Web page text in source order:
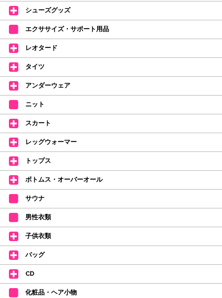
デラロミラノ2026コレクションの販売を開始しました☆
↑ご購入頂いたお客様に、デラロミラノのロゴ入りボールペンをプレゼント
中。
(お一人様1本限りになります)
価格改定のお知らせ
2026年4月1日よりシューズ全般、衣類など商品を値上げしました。
何卒ご理解いただけますようお願い申し上げます
【シューズのフィッティングについて】
全店、ご予約不要です(18:30まで)。タイツ・ソックス・トウパッドを
持参してください。
【ミルバ インスタグラム】←ここをクリック♪
皆さまのダンスライフをサポートできるようなさまざまな商品をご紹介して
おります。
【新商品はこちらから】 ←ここをクリック♪
シューズグッズ
エクササイズ・サポート用品
レオタード
タイツ
アンダーウェア
ニット
スカート
レッグウォーマー
トップス
ボトムス・オーバーオール
サウナ
男性衣類
子供衣類
バッグ
CD
化粧品・ヘア小物